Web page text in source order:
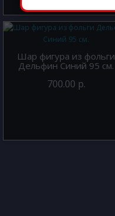
Шар фигура из фольги
Дельфин Синий 95 см.
700.00 р.